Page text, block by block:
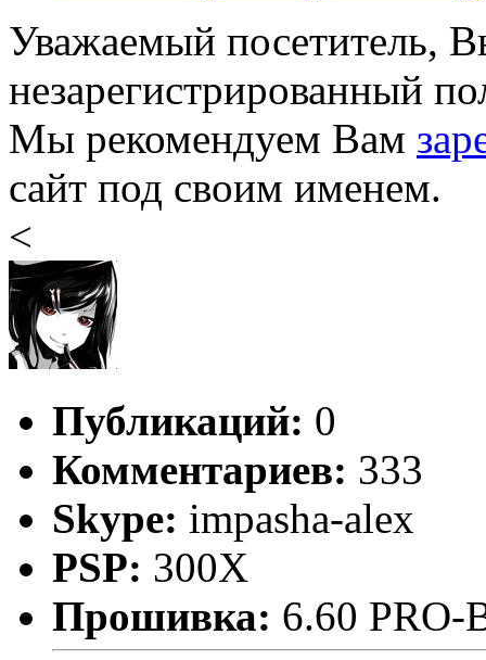
Уважаемый посетитель,
незарегистрированный
Мы рекомендуем Вам
сайт под своим именем.
<
Публикаций: 0
Комментариев: 333
Skype: impasha-alex
PSP: 300X
Прошивка: 6.60 PRO-